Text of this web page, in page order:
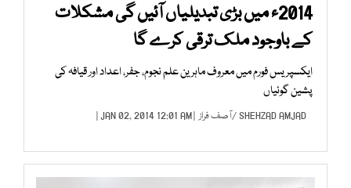
2014ء میں بڑی تبدیلیاں آئیں گی مشکلات
کے باوجود ملک ترقی کرے گا
ایکسپریس فورم میں معروف ماہرین علم نجوم، جفر، اعداد اور قیافہ کی
پشین گوئیاں
SHEHZAD AMJAD
/آصف فراز | JAN 02, 2014 12:01 AM |